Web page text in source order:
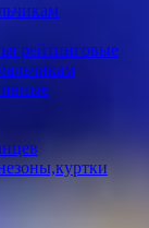
рейтинговые